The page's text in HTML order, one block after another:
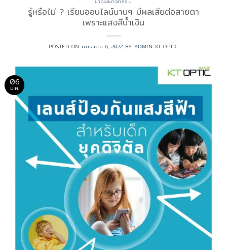
รู้หรือไม่ ? เรียนออนไลน์นานๆ มีผลเสียต่อสายตา
เพราะแสงสีน้ำเงิน
POSTED ON มกราคม 6, 2022 BY ADMIN KT OPTIC
06
ม.ค.